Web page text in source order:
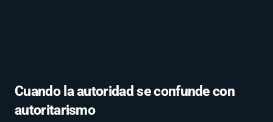
Cuando la autoridad se confunde con
autoritarismo